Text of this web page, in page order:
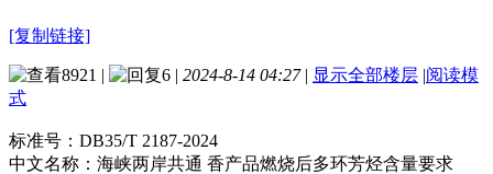
[复制链接]
8921 | 6 | 2024-8-14 04:27 | 显示全部楼层 |阅读模
式
标准号： DB35/T 2187-2024
中文名称： 海峡两岸共通 香产品燃烧后多环芳烃含量要求